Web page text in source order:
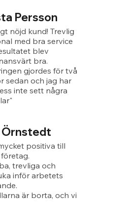
Persson
nöjd kund! Trevlig
med bra service
blev
bra.
gjordes för två
sedan och jag har
inte sett några
Örnstedt
positiva till
trevliga och
inför arbetets
är borta, och vi